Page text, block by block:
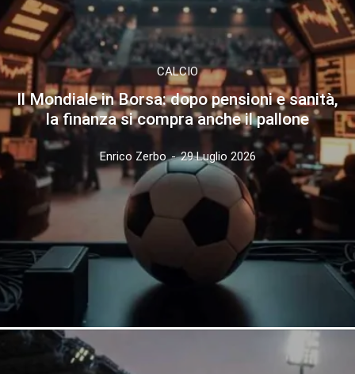
CALCIO
Il Mondiale in Borsa: dopo pensioni e sanità,
la finanza si compra anche il pallone
Enrico Zerbo - 29 Luglio 2026